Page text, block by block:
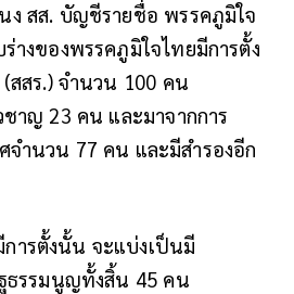
สส. บัญชีรายชื่อ พรรคภูมิใจ
างของพรรคภูมิใจไทยมีการตั้ง
สสร.) จำนวน 100 คน
าญ 23 คน และมาจากการ
จำนวน 77 คน และมีสำรองอีก
ารตั้งนั้น จะแบ่งเป็นมี
ฐธรรมนูญทั้งสิ้น 45 คน